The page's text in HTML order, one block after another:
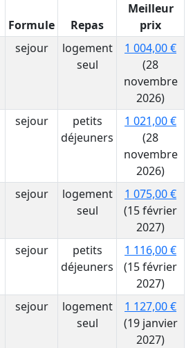
Formule Repas
Meilleur
prix
sejour
logement
seul
1 004,00 €
(28
novembre
2026)
sejour
petits
déjeuners
1 021,00 €
(28
novembre
2026)
sejour
logement
seul
1 075,00 €
(15 février
2027)
sejour
petits
déjeuners
1 116,00 €
(15 février
2027)
sejour
logement
seul
1 127,00 €
(19 janvier
2027)